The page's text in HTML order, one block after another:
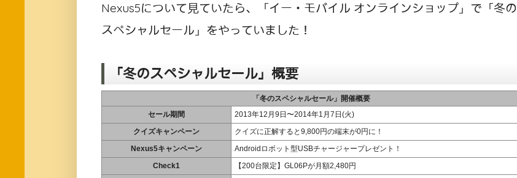
Nexus5について見ていたら、「イー・モバイル オンラインショップ」で「冬の
スペシャルセール」をやっていました！
「冬のスペシャルセール」概要
「冬のスペシャルセール」開催概要
セール期間
2013年12月9日〜2014年1月7日(火)
クイズキャンペーン
クイズに正解すると9,800円の端末が0円に！
Nexus5キャンペーン
Androidロボット型USBチャージャープレゼント！
Check1
【200台限定】GL06Pが月額2,480円